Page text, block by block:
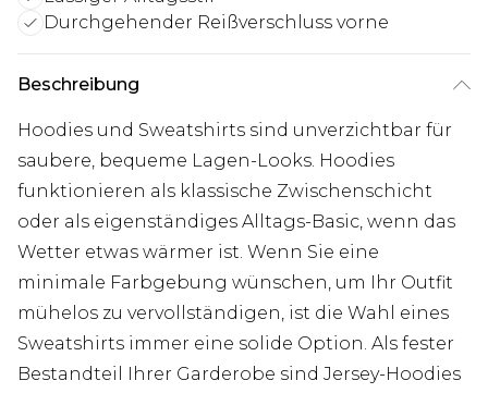
Durchgehender Reißverschluss vorne
Beschreibung
Hoodies und Sweatshirts sind unverzichtbar für
saubere, bequeme Lagen-Looks. Hoodies
funktionieren als klassische Zwischenschicht
oder als eigenständiges Alltags-Basic, wenn das
Wetter etwas wärmer ist. Wenn Sie eine
minimale Farbgebung wünschen, um Ihr Outfit
mühelos zu vervollständigen, ist die Wahl eines
Sweatshirts immer eine solide Option. Als fester
Bestandteil Ihrer Garderobe sind Jersey-Hoodies